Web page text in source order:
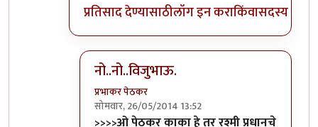
प्रतिसाद देण्यासाठीलॉग इन कराकिंवासदस्य व्हा
नो..नो..विजुभाऊ.
प्रभाकर पेठकर
सोमवार, 26/05/2014 13:52
In reply toमध्यम उंची, नाजूक बांधा,byविजुभाऊ
>>>>ओ पेठकर काका हे तर रश्मी प्रधानचे